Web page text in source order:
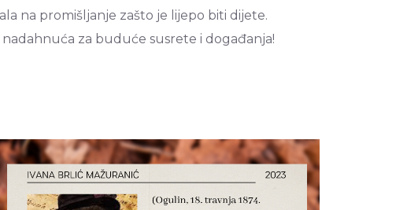
na promišljanje zašto je lijepo biti dijete.
za buduće susrete i događanja!